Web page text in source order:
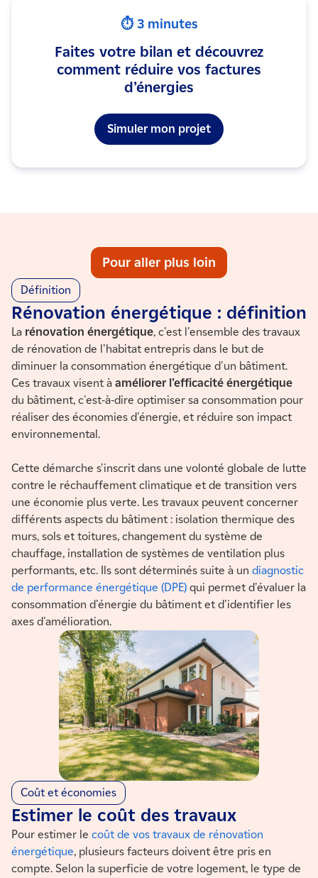
⏱️ 3 minutes
Faites votre bilan et découvrez
comment réduire vos factures
d’énergies
Simuler mon projet
Pour aller plus loin
Définition
Rénovation énergétique : définition
La rénovation énergétique, c'est l'ensemble des travaux
de rénovation de l'habitat entrepris dans le but de
diminuer la consommation énergétique d'un bâtiment.
Ces travaux visent à améliorer l'efficacité énergétique
du bâtiment, c'est-à-dire optimiser sa consommation pour
réaliser des économies d'énergie, et réduire son impact
environnemental.
Cette démarche s'inscrit dans une volonté globale de lutte
contre le réchauffement climatique et de transition vers
une économie plus verte. Les travaux peuvent concerner
différents aspects du bâtiment : isolation thermique des
murs, sols et toitures, changement du système de
chauffage, installation de systèmes de ventilation plus
performants, etc. Ils sont déterminés suite à un diagnostic
de performance énergétique (DPE) qui permet d'évaluer la
consommation d'énergie du bâtiment et d'identifier les
axes d'amélioration.
Coût et économies
Estimer le coût des travaux
Pour estimer le coût de vos travaux de rénovation
énergétique, plusieurs facteurs doivent être pris en
compte. Selon la superficie de votre logement, le type de